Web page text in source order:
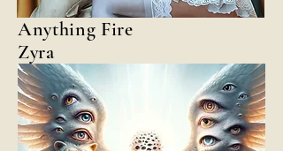
Anything Fire
Zyra